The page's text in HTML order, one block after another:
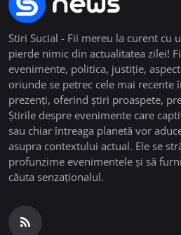
Stiri Sucial - Fii mereu la curent cu
pierde nimic din actualitatea zilei!
evenimente, politica, justiție,
oriunde se petrec cele mai
prezenți, oferind știri proaspete,
Știrile despre evenimente care
sau chiar întreaga planetă vor
asupra contextului actual. Ele se
profunzime evenimentele și să
căuta senzaționalul.